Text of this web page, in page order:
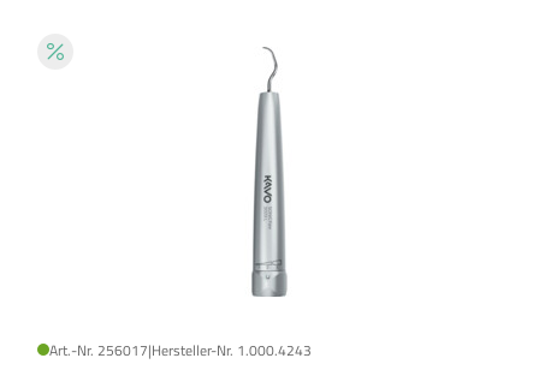
Art.-Nr. 256017|Hersteller-Nr. 1.000.4243